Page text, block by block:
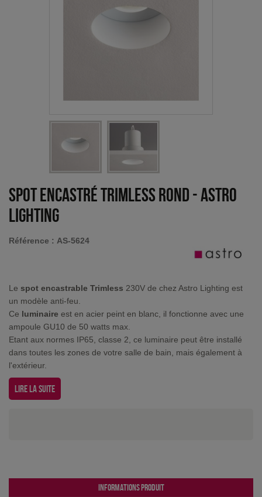
Spot encastré Trimless rond -Astro
Lighting
Référence : AS-5624
Le spot encastrable Trimless 230V de chez Astro Lighting est
un modèle anti-feu.
Ce luminaire est en acier peint en blanc, il fonctionne avec une
ampoule GU10 de 50 watts max.
Etant aux normes IP65, classe 2, ce luminaire peut être installé
dans toutes les zones de votre salle de bain, mais également à
l'extérieur.
Lire la suite
Informations produit